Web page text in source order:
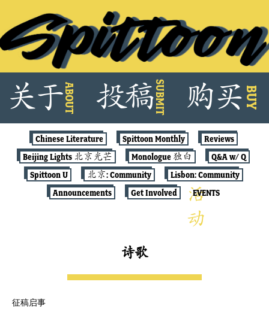
content
关于ABOUT 投稿SUBMIT 购买BUY
Chinese Literature Spittoon Monthly
Reviews
Beijing Lights 北京光芒
Monologue 独白
Q&A w/ Q
Spittoon U
北京: Community
Lisbon: Community
Announcements
Get Involved EVENTS
诗歌
征稿启事